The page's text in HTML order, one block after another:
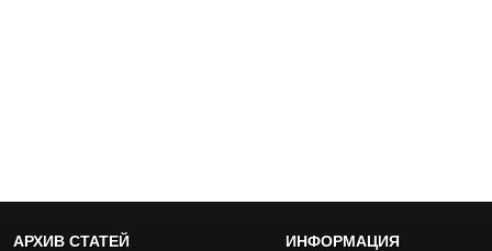
АРХИВ СТАТЕЙ ИНФОРМАЦИЯ